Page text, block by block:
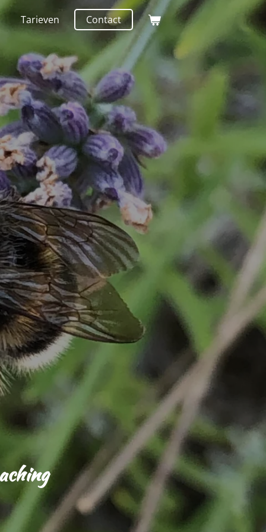
Tarieven Contact